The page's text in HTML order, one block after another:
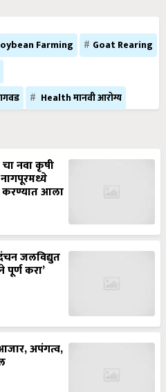
Farming
Goat Rearing
Health मानवी आरोग्य
नवा कृषी
करण्यात आला
जलविद्युत
पूर्ण करा’
अपंगत्व,